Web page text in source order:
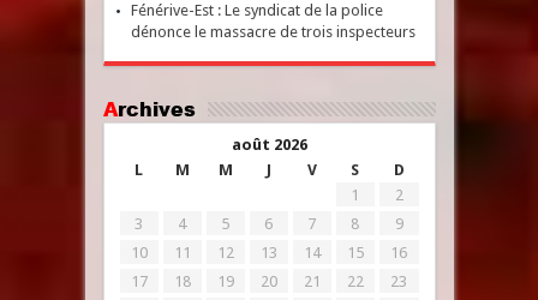
Fénérive-Est : Le syndicat de la police
dénonce le massacre de trois inspecteurs
Archives
août 2026
L
M M J V S D
1
2
3
4 5 6 7 8
9
10
11 12 13 14 15
16
17
18 19 20 21 22
23